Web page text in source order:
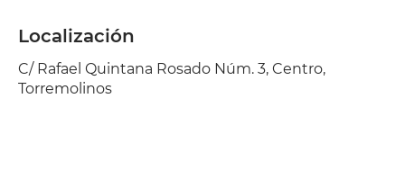
Localización
C/ Rafael Quintana Rosado Núm. 3, Centro,
Torremolinos